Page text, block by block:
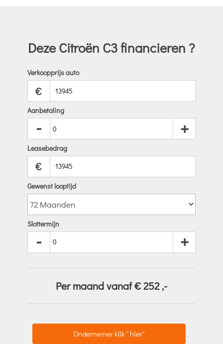
Deze Citroën C3 financieren ?
Verkoopprijs auto
€
Aanbetaling
- +
Leasebedrag
€
Gewenst looptijd
Slottermijn
- +
Per maand vanaf €252 ,-
Ondernemer klik " hier"